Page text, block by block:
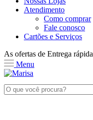
Atendimento
Como comprar
Fale conosco
Cartões e Serviços
As ofertas de Entrega rápida
Menu